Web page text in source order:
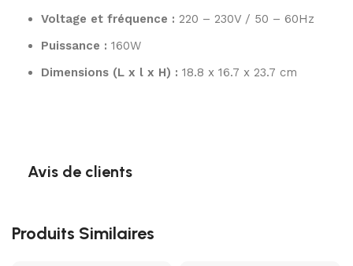
Voltage et fréquence : 220 – 230V / 50 – 60Hz
Puissance : 160W
Dimensions (L x l x H) : 18.8 x 16.7 x 23.7 cm
Avis de clients
Produits Similaires